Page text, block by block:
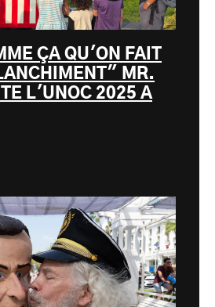
ÇA QU'ON FAIT
MR.
L'UNOC 2025 A